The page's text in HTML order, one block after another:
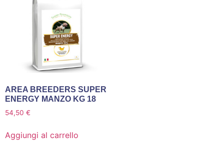
AREA BREEDERS SUPER
ENERGY MANZO KG 18
54,50 €
Aggiungi al carrello